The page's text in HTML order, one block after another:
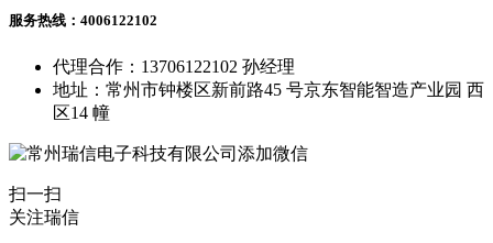
服务热线：4006122102
代理合作：13706122102 孙经理
地址：常州市钟楼区新前路45 号京东智能智造产业园 西
区14 幢
扫一扫
关注瑞信